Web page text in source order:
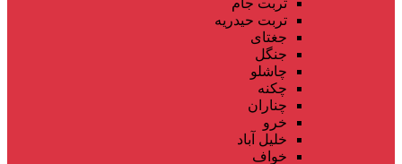
تربت حیدریه
جغتای
جنگل
چاشلو
چکنه
چناران
خرو
خلیل آباد
خواف